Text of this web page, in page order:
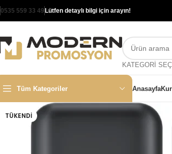
0535 559 33 49 Lütfen detaylı bilgi için arayın!
KATEGORI
Tüm Kategoriler Anasayfa
TÜKENDI